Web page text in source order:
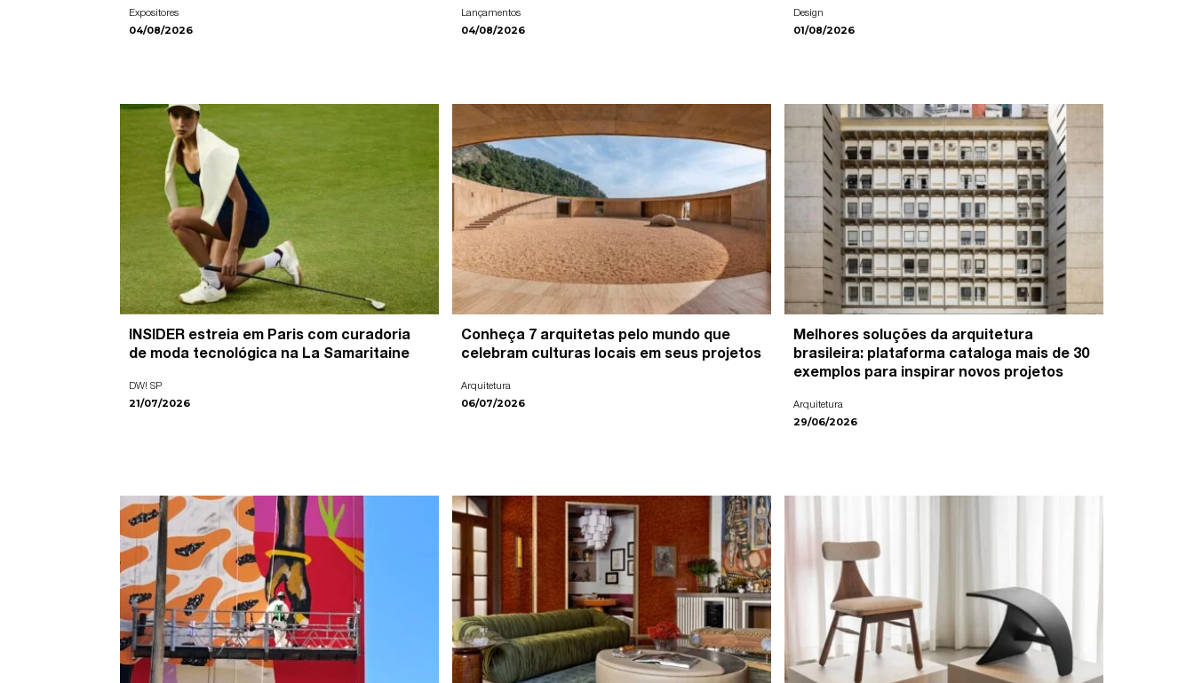
Expositores
04/08/2026
Lançamentos
04/08/2026
Design
01/08/2026
INSIDER estreia em Paris com curadoria
de moda tecnológica na La Samaritaine
DW! SP
21/07/2026
Conheça 7 arquitetas pelo mundo que
celebram culturas locais em seus projetos
Arquitetura
06/07/2026
Melhores soluções da arquitetura
brasileira: plataforma cataloga mais de 30
exemplos para inspirar novos projetos
Arquitetura
29/06/2026